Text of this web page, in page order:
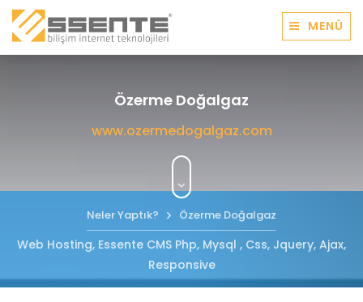
MENÜ
Özerme Doğalgaz
www.ozermedogalgaz.com
Neler Yaptık? Özerme Doğalgaz
Web Hosting, Essente CMS Php, Mysql , Css, Jquery, Ajax,
Responsive